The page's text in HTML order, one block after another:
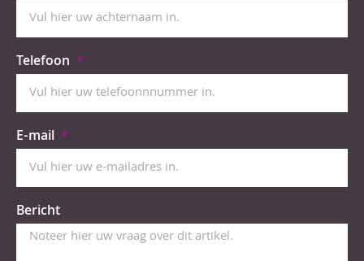
Telefoon
E-mail
Bericht